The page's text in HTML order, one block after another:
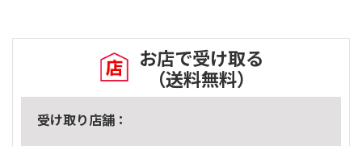
お店で受け取る
（送料無料）
受け取り店舗：